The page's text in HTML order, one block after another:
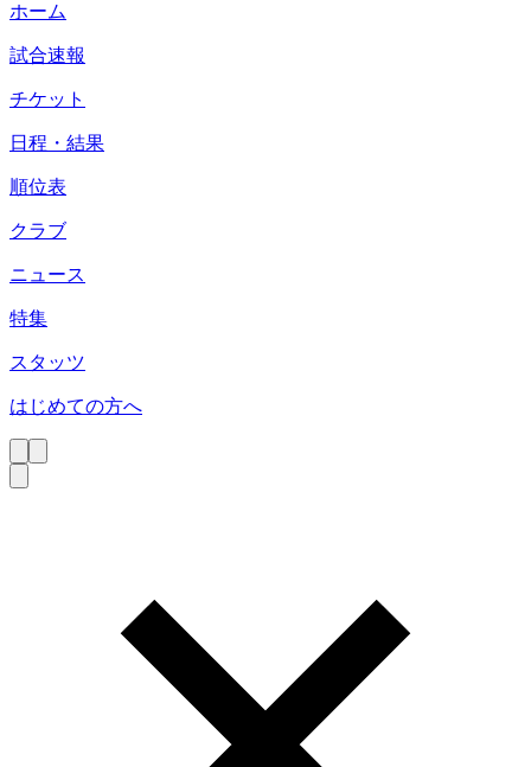
ホーム
試合速報
チケット
日程・結果
順位表
クラブ
ニュース
特集
スタッツ
はじめての方へ